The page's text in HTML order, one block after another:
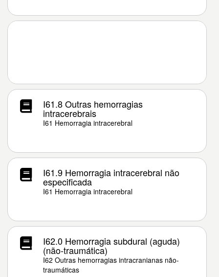
I61.8 Outras hemorragias
intracerebrais
I61 Hemorragia intracerebral
I61.9 Hemorragia intracerebral não
especificada
I61 Hemorragia intracerebral
I62.0 Hemorragia subdural (aguda)
(não-traumática)
I62 Outras hemorragias intracranianas não-
traumáticas